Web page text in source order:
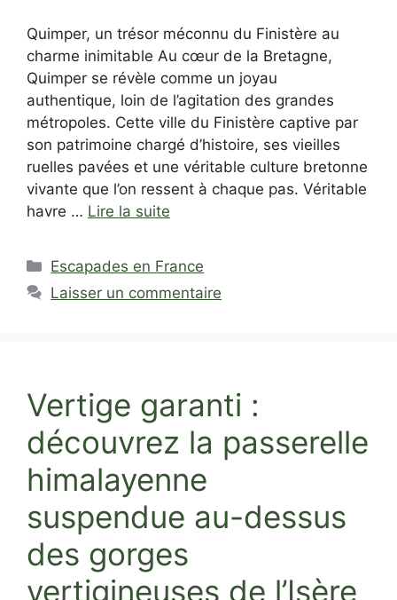
Quimper, un trésor méconnu du Finistère au
charme inimitable Au cœur de la Bretagne,
Quimper se révèle comme un joyau
authentique, loin de l’agitation des grandes
métropoles. Cette ville du Finistère captive par
son patrimoine chargé d’histoire, ses vieilles
ruelles pavées et une véritable culture bretonne
vivante que l’on ressent à chaque pas. Véritable
havre … Lire la suite
Catégories
Escapades en France
Laisser un commentaire
Vertige garanti :
découvrez la passerelle
himalayenne
suspendue au-dessus
des gorges
vertigineuses de l’Isère